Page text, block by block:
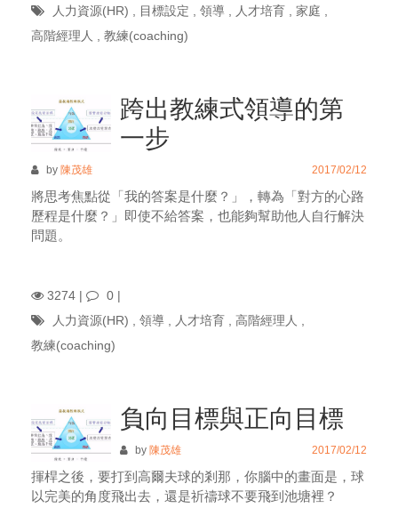
人力資源(HR)
目標設定 領導 人才培育 家庭
高階經理人
教練(coaching)
跨出教練式領導的第
一步
by 陳茂雄 2017/02/12
將思考焦點從「我的答案是什麼？」，轉為「對方的心路
歷程是什麼？」即使不給答案，也能夠幫助他人自行解決
問題。
3274 | 0 |
人力資源(HR)
領導 人才培育 高階經理人
教練(coaching)
負向目標與正向目標
by 陳茂雄 2017/02/12
揮桿之後，要打到高爾夫球的剎那，你腦中的畫面是，球
以完美的角度飛出去，還是祈禱球不要飛到池塘裡？